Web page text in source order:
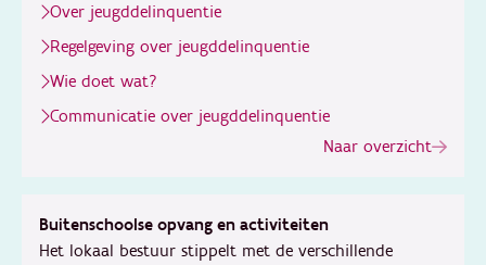
Over jeugddelinquentie
Regelgeving over jeugddelinquentie
Wie doet wat?
Communicatie over jeugddelinquentie
Naar overzicht
Buitenschoolse opvang en activiteiten
Het lokaal bestuur stippelt met de verschillende